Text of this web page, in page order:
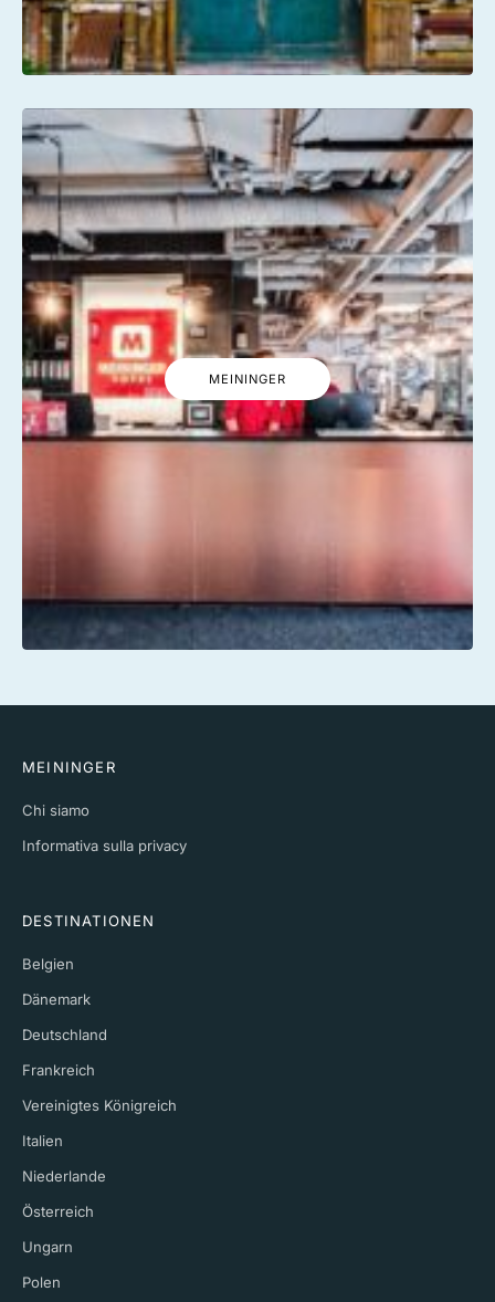
MEININGER
MEININGER
Chi siamo
Informativa sulla privacy
DESTINATIONEN
Belgien
Dänemark
Deutschland
Frankreich
Vereinigtes Königreich
Italien
Niederlande
Österreich
Ungarn
Polen